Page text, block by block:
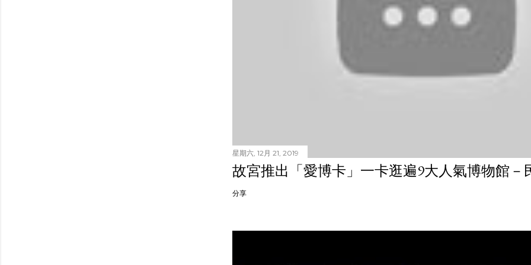
星期六, 12月 21, 2019
故宮推出「愛博卡」一卡逛遍9大人氣博物館－
分享